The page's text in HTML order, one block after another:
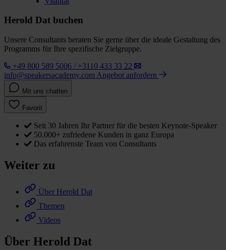
Herold Dat buchen
Unsere Consultants beraten Sie gerne über die ideale Gestaltung des
Programms für Ihre spezifische Zielgruppe.
+49 800 589 5006 / +3110 433 33 22
info@speakersacademy.com Angebot anfordern
Mit uns chatten
Favorit
Seit 30 Jahren Ihr Partner für die besten Keynote-Speaker
50.000+ zufriedene Kunden in ganz Europa
Das erfahrenste Team von Consultants
Weiter zu
Über Herold Dat
Themen
Videos
Über Herold Dat